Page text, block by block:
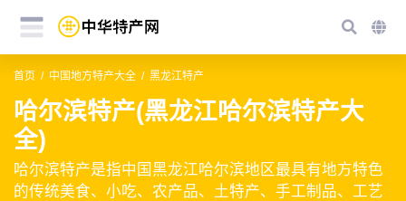
首页 中国地方特产大全 黑龙江特产
哈尔滨特产(黑龙江哈尔滨特产大
全)
哈尔滨特产是指中国黑龙江哈尔滨地区最具有地方特色
的传统美食、小吃、农产品、土特产、手工制品、工艺